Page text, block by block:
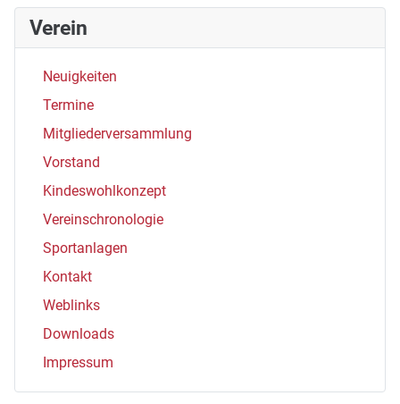
Verein
Neuigkeiten
Termine
Mitgliederversammlung
Vorstand
Kindeswohlkonzept
Vereinschronologie
Sportanlagen
Kontakt
Weblinks
Downloads
Impressum